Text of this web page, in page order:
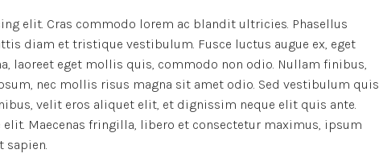
elit. Cras commodo lorem ac blandit ultricies. Phasellus
diam et tristique vestibulum. Fusce luctus augue ex, eget
laoreet eget mollis quis, commodo non odio. Nullam finibus,
nec mollis risus magna sit amet odio. Sed vestibulum quis
velit eros aliquet elit, et dignissim neque elit quis ante.
Maecenas fringilla, libero et consectetur maximus, ipsum
sapien.